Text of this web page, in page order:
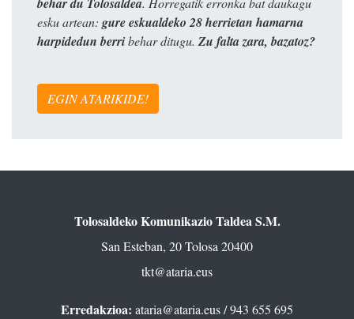
esku artean: gure eskualdeko 28 herrietan hamarna
harpidedun berribehar ditugu. Zu falta zara, bazatoz?
EGIN ATARIKIDE!
Tolosaldeko Komunikazio Taldea S.M.
San Esteban, 20 Tolosa 20400
tkt@ataria.eus
Erredakzioa: ataria@ataria.eus/ 943 655 695